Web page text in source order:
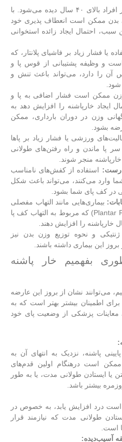
خارپاشنه بیشتر در افراد بالای ۴۰ سال دیده می‌شود. با
ممکن است انعطاف ‌پذیری خود
احتمال ایجاد زائده استخوانی
یا فشار زیاد بر فاشیای پلانتار، که
و وظیفه پشتیبانی از قوس پا و
را دارد، می‌تواند باعث تنش و
ممکن است فشار اضافی به پا و
ایجاد خارپاشنه را افزایش دهد به
وزن در دوران بارداری، ممکن
بشود.
ورزشی یا فشار زیاد بر پاها
پا ماندن و راه رفتن‌های طولانی
منجر شوند.
استفاده از کفش‌های نامناسب
وارد می‌کنند، می‌تواند باعث شکل
در کف پای شما بشود.
بیماری‌هایی مانند التهاب مفصلی
یا التهاب پلانتار (Plantar Fasciitis) که مربوط به التهاب کف پا
خارپاشنه را افزایش دهند.
و نحوه توزیع وزن بدن نیز
این بیماری داشته باشند.
بفهمیم خار پاشنه
می‌توانند نشان از بروز این عارضه
اطمینان بیشتر بهتر است که به
معاینات پزشکی از وضعیت پای خود
پاشنه، نزدیک به انتهای آن به
است درهنگام اولین قدم‌های
ایستادن طولانی مدت، یا به طور
بیشتر باشد.
درد افزایش یابد، به خصوص در
طولانی مدت که نیازمند قرار
است.
آسیب‌دیده: